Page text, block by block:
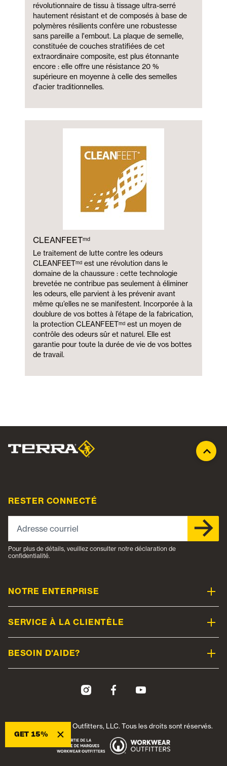
révolutionnaire de tissu à tissage ultra-serré
hautement résistant et de composés à base de
polymères résilients confère une robustesse
sans pareille a l'embout. La plaque de semelle,
constituée de couches stratifiées de cet
extraordinaire composite, est plus étonnante
encore : elle offre une résistance 20 %
supérieure en moyenne à celle des semelles
d'acier traditionnelles.
CLEANFEETᵐᵈ
Le traitement de lutte contre les odeurs
CLEANFEETᵐᵈ est une révolution dans le
domaine de la chaussure : cette technologie
brevetée ne contribue pas seulement à éliminer
les odeurs, elle parvient à les prévenir avant
même qu’elles ne se manifestent. Incorporée à la
doublure de vos bottes à l’étape de la fabrication,
la protection CLEANFEETᵐᵈ est un moyen de
contrôle des odeurs sûr et naturel. Elle est
garantie pour toute la durée de vie de vos bottes
de travail.
RESTER CONNECTÉ
Adresse courriel
Pour plus de détails, veuillez consulter notre déclaration de
confidentialité.
×
GET 15%
NOTRE ENTERPRISE
SERVICE À LA CLIENTÈLE
BESOIN D'AIDE?
© 2026 Workwear Outfitters, LLC. Tous les droits sont réservés.